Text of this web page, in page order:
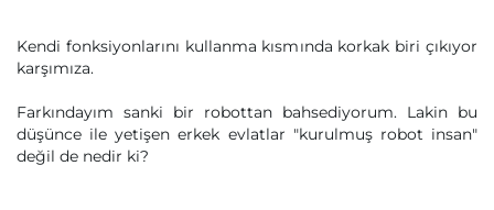
Kendi fonksiyonlarını kullanma kısmında korkak biri çıkıyor
karşımıza.
Farkındayım sanki bir robottan bahsediyorum. Lakin bu
düşünce ile yetişen erkek evlatlar "kurulmuş robot insan"
değil de nedir ki?